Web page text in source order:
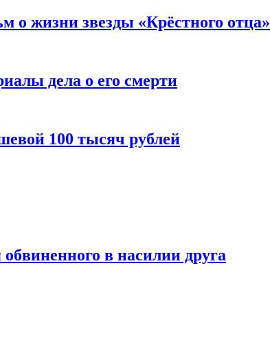
жизни звезды «Крёстного отца»
дела о его смерти
100 тысяч рублей
в насилии друга